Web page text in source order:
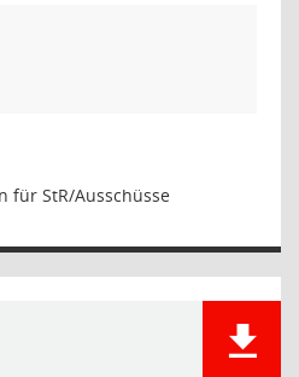
für StR/Ausschüsse